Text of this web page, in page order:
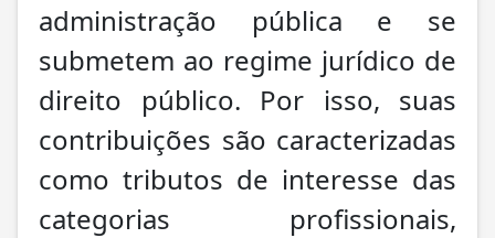
administração pública e se
submetem ao regime jurídico de
direito público. Por isso, suas
contribuições são caracterizadas
como tributos de interesse das
categorias profissionais,